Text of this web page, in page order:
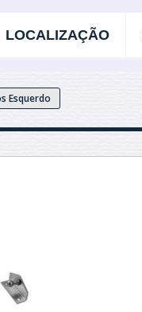
LOCALIZAÇÃO
Esquerdo